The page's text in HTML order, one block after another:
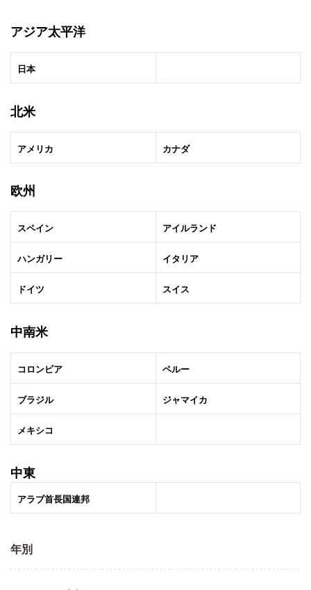
領
演
ジ
送
り
アジア太平洋
日本
北米
アメリカ カナダ
欧州
スペイン アイルランド
ハンガリー イタリア
ドイツ スイス
中南米
コロンビア ペルー
ブラジル ジャマイカ
メキシコ
中東
アラブ首長国連邦
年別